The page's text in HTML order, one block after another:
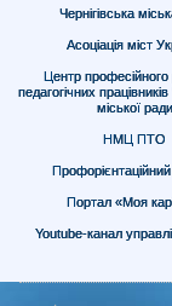
Чернігівська
Асоціація міст
Центр професійного
педагогічних працівників
міської ради
НМЦ ПТО
Портал «Моя
Youtube-канал